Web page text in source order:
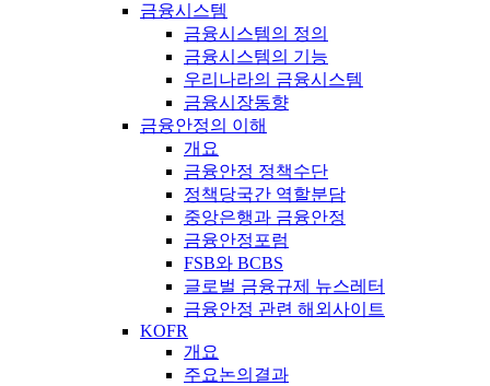
금융시스템
금융시스템의 정의
금융시스템의 기능
우리나라의 금융시스템
금융시장동향
금융안정의 이해
개요
금융안정 정책수단
정책당국간 역할분담
중앙은행과 금융안정
금융안정포럼
FSB와 BCBS
글로벌 금융규제 뉴스레터
금융안정 관련 해외사이트
KOFR
개요
주요논의결과